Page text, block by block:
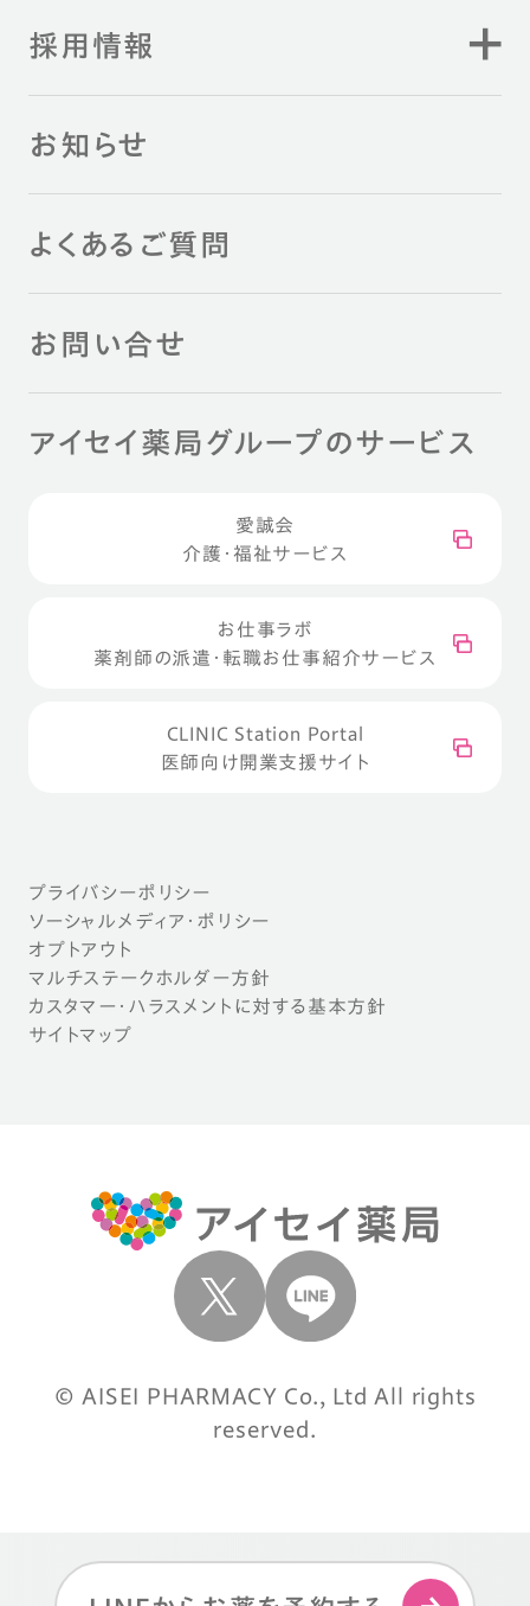
採用情報
お知らせ
よくあるご質問
お問い合せ
アイセイ薬局グループのサービス
愛誠会
介護・福祉サービス
お仕事ラボ
薬剤師の派遣・転職お仕事紹介サービス
CLINIC Station Portal
医師向け開業支援サイト
プライバシーポリシー
ソーシャルメディア・ポリシー
オプトアウト
マルチステークホルダー方針
カスタマー・ハラスメントに対する基本方針
サイトマップ
© AISEI PHARMACY Co., Ltd All rights
reserved.